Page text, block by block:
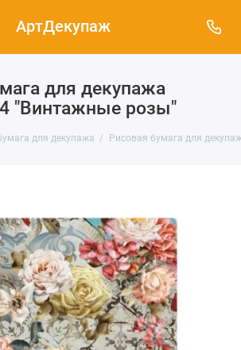
АртДекупаж
для декупажа
"Винтажные розы"
для декупажа Рисовая бумага для